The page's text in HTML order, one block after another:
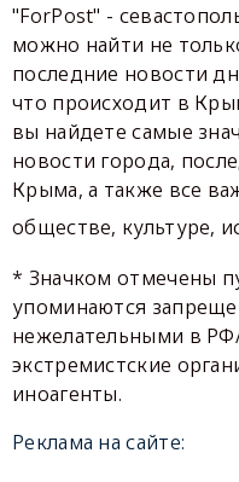
"ForPost" -
можно найти не
последние новости
что происходит в
вы найдете самые
новости города,
Крыма, а также все
обществе, культуре,
* Значком отмечены
упоминаются
нежелательными в
экстремистские
иноагенты.
Реклама на сайте: